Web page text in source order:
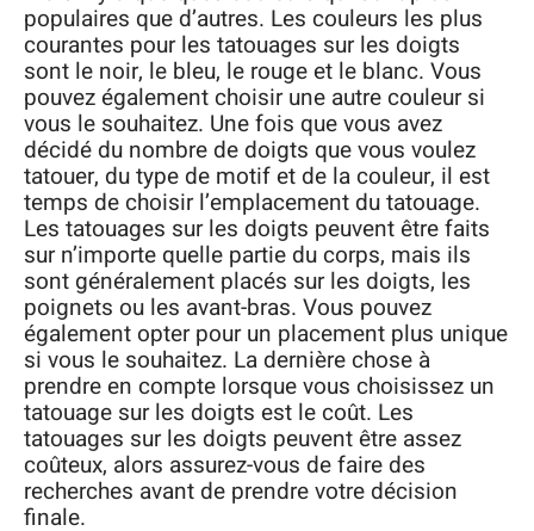
populaires que d’autres. Les couleurs les plus
courantes pour les tatouages sur les doigts
sont le noir, le bleu, le rouge et le blanc. Vous
pouvez également choisir une autre couleur si
vous le souhaitez. Une fois que vous avez
décidé du nombre de doigts que vous voulez
tatouer, du type de motif et de la couleur, il est
temps de choisir l’emplacement du tatouage.
Les tatouages sur les doigts peuvent être faits
sur n’importe quelle partie du corps, mais ils
sont généralement placés sur les doigts, les
poignets ou les avant-bras. Vous pouvez
également opter pour un placement plus unique
si vous le souhaitez. La dernière chose à
prendre en compte lorsque vous choisissez un
tatouage sur les doigts est le coût. Les
tatouages sur les doigts peuvent être assez
coûteux, alors assurez-vous de faire des
recherches avant de prendre votre décision
finale.